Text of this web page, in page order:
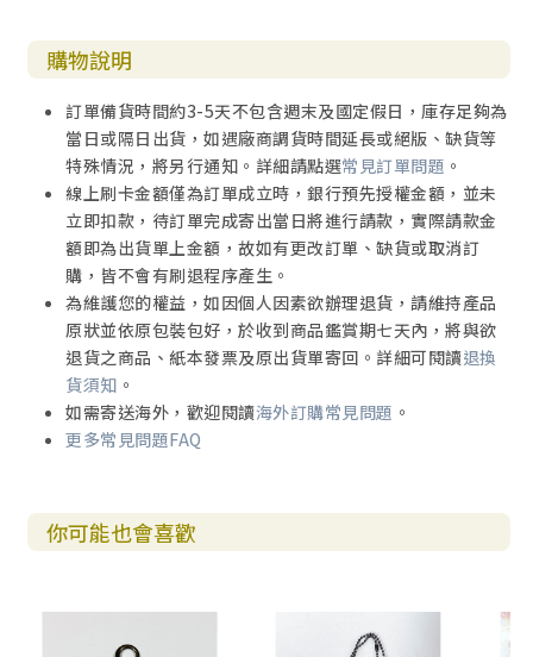
購物說明
訂單備貨時間約3-5天不包含週末及國定假日，庫存足夠為
當日或隔日出貨，如遇廠商調貨時間延長或絕版、缺貨等
特殊情況，將另行通知。詳細請點選常見訂單問題 。
線上刷卡金額僅為訂單成立時，銀行預先授權金額，並未
立即扣款，待訂單完成寄出當日將進行請款，實際請款金
額即為出貨單上金額，故如有更改訂單、缺貨或取消訂
購，皆不會有刷退程序產生。
為維護您的權益，如因個人因素欲辦理退貨，請維持產品
原狀並依原包裝包好，於收到商品鑑賞期七天內，將與欲
退貨之商品、紙本發票及原出貨單寄回。詳細可閱讀退換
貨須知 。
如需寄送海外，歡迎閱讀海外訂購常見問題 。
更多常見問題FAQ
你可能也會喜歡